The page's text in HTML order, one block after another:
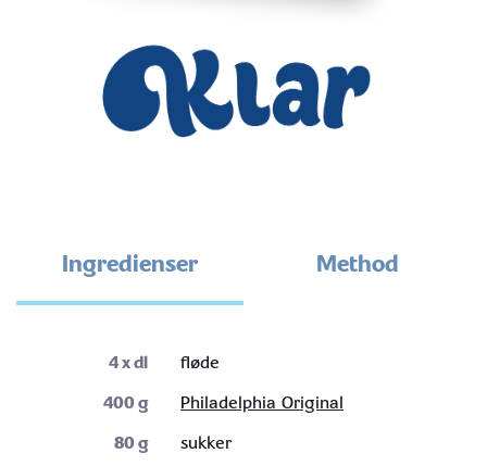
Ingredienser Method
4x dl
fløde
400g
Philadelphia Original
80g
sukker